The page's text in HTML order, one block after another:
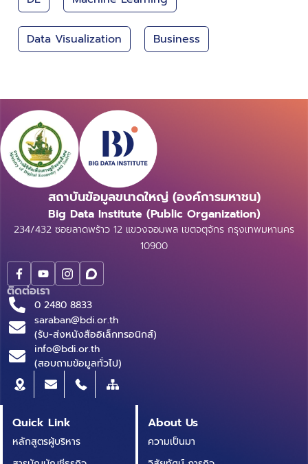
Data Visualization Business
สถาบันข้อมูลขนาดใหญ่ (องค์การมหาชน)
Big Data Institute (Public Organization)
234/432 ซอยลาดพร้าว 12 แขวงจอมพล เขตจตุจักร กรุงเทพมหานคร
10900
ติดต่อเรา
0 2480 8833
saraban@bdi.or.th
(รับ-ส่งหนังสืออิเล็กทรอนิกส์)
info@bdi.or.th
(สอบถามข้อมูลทั่วไป)
Quick Link
หลักสูตรผู้บริหาร
About Us
ความเป็นมา